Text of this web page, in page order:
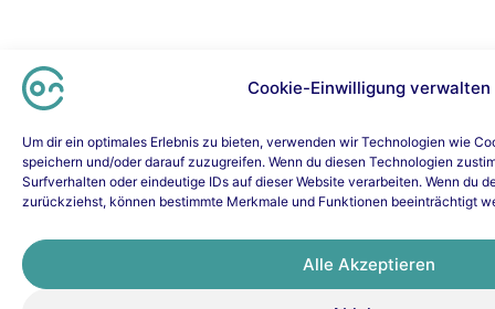
Cookie-Einwilligung verwalten
Um dir ein optimales Erlebnis zu bieten, verwenden wir Technologien wie
speichern und/oder darauf zuzugreifen. Wenn du diesen Technologien
Surfverhalten oder eindeutige IDs auf dieser Website verarbeiten. Wenn du
zurückziehst, können bestimmte Merkmale und Funktionen beeinträchtigt
Alle Akzeptieren